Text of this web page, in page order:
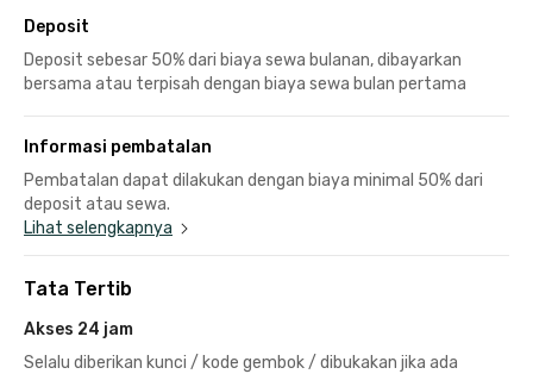
Deposit
Deposit sebesar 50% dari biaya sewa bulanan, dibayarkan
bersama atau terpisah dengan biaya sewa bulan pertama
Informasi pembatalan
Pembatalan dapat dilakukan dengan biaya minimal 50% dari
deposit atau sewa.
Lihat selengkapnya
Tata Tertib
Akses 24 jam
Selalu diberikan kunci / kode gembok / dibukakan jika ada